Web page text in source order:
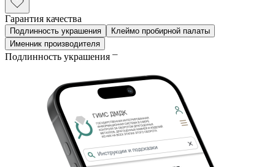
Гарантия качества
Подлинность украшения
Клеймо пробирной палаты
Именник производителя
Подлинность украшения